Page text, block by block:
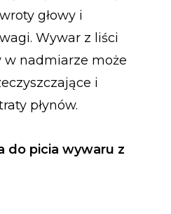
głowy i
Wywar z liści
w nadmiarze może
i
płynów.
do picia wywaru z